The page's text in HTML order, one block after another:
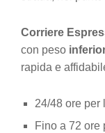
Corriere
con peso
rapida e
24/48 ore per
Fino a 72 ore